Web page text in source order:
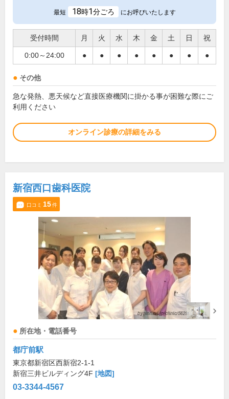
最短 18時1分ごろ にお呼びいたします
受付時間 月 火 水 木 金 土 日 祝
0:00～24:00 ● ● ● ● ● ● ● ●
その他
急な発熱、悪天候など直接医療機関に掛かる事が困難な際にご
利用ください
オンライン診療の詳細をみる
新宿西口歯科医院
口コミ 15件
所在地・電話番号
都庁前駅
東京都新宿区西新宿2-1-1
新宿三井ビルディング4F [地図]
03-3344-4567